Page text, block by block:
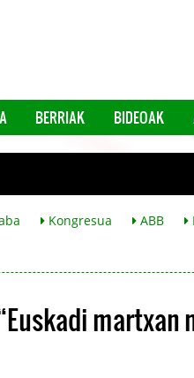
BERRIAK BIDEOAK
Kongresua ABB